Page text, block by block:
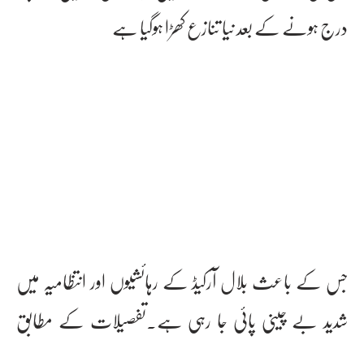
درج ہونے کے بعد نیا تنازع کھڑا ہوگیا ہے
جس کے باعث بلال آرکیڈ کے رہائشیوں اور انتظامیہ میں
شدید بے چینی پائی جا رہی ہے۔تفصیلات کے مطابق